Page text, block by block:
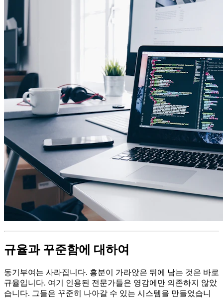
규율과 꾸준함에 대하여
동기부여는 사라집니다. 흥분이 가라앉은 뒤에 남는 것은 바로
규율입니다. 여기 인용된 전문가들은 영감에만 의존하지 않았
습니다. 그들은 꾸준히 나아갈 수 있는 시스템을 만들었습니